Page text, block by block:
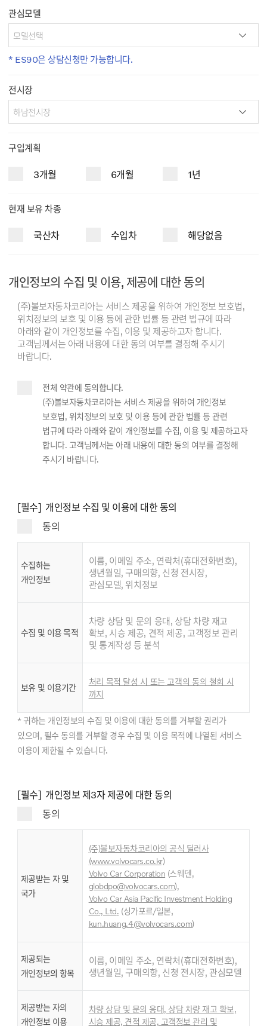
관심모델
* ES90은 상담신청만 가능합니다.
전시장
구입계획
3개월 6개월 1년
현재 보유 차종
국산차 수입차 해당없음
개인정보의 수집 및 이용, 제공에 대한 동의
(주)볼보자동차코리아는 서비스 제공을 위하여 개인정보 보호법,
위치정보의 보호 및 이용 등에 관한 법률 등 관련 법규에 따라
아래와 같이 개인정보를 수집, 이용 및 제공하고자 합니다.
고객님께서는 아래 내용에 대한 동의 여부를 결정해 주시기
바랍니다.
전체 약관에 동의합니다.
(주)볼보자동차코리아는 서비스 제공을 위하여 개인정보
보호법, 위치정보의 보호 및 이용 등에 관한 법률 등 관련
법규에 따라 아래와 같이 개인정보를 수집, 이용 및 제공하고자
합니다. 고객님께서는 아래 내용에 대한 동의 여부를 결정해
주시기 바랍니다.
[필수] 개인정보 수집 및 이용에 대한 동의
동의
수집하는
개인정보
이름, 이메일 주소, 연락처(휴대전화번호),
생년월일, 구매의향, 신청 전시장,
관심모델, 위치정보
수집 및 이용 목적
차량 상담 및 문의 응대, 상담 차량 재고
확보, 시승 제공, 견적 제공, 고객정보 관리
및 통계작성 등 분석
보유 및 이용기간
처리 목적 달성 시 또는 고객의 동의 철회 시
까지
* 귀하는 개인정보의 수집 및 이용에 대한 동의를 거부할 권리가
있으며, 필수 동의를 거부할 경우 수집 및 이용 목적에 나열된 서비스
이용이 제한될 수 있습니다.
[필수] 개인정보 제3자 제공에 대한 동의
동의
제공받는 자 및
국가
(주)볼보자동차코리아의 공식 딜러사
(www.volvocars.co.kr)
Volvo Car Corporation (스웨덴,
globdpo@volvocars.com),
Volvo Car Asia Pacific Investment Holding
Co., Ltd. (싱가포르/일본,
kun.huang.4@volvocars.com)
제공되는
개인정보의 항목
이름, 이메일 주소, 연락처(휴대전화번호),
생년월일, 구매의향, 신청 전시장, 관심모델
제공받는 자의
개인정보 이용
차량 상담 및 문의 응대, 상담 차량 재고 확보,
시승 제공, 견적 제공, 고객정보 관리 및